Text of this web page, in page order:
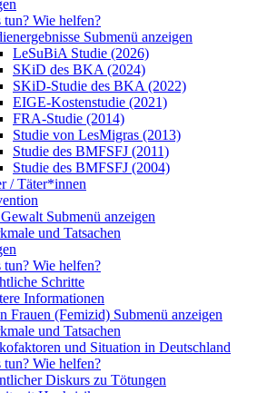
tun? Wie helfen?
Submenü anzeigen
LeSuBiA Studie (2026)
SKiD des BKA (2024)
SKiD-Studie des BKA (2022)
EIGE-Kostenstudie (2021)
FRA-Studie (2014)
Studie von LesMigras (2013)
Studie des BMFSFJ (2011)
Studie des BMFSFJ (2004)
/ Täter*innen
Submenü anzeigen
und Tatsachen
tun? Wie helfen?
Schritte
Informationen
Frauen (Femizid) Submenü anzeigen
und Tatsachen
und Situation in Deutschland
tun? Wie helfen?
Diskurs zu Tötungen